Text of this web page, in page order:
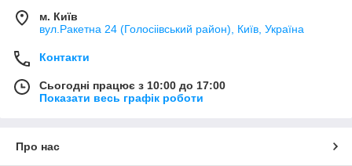
м. Київ
вул.Ракетна 24 (Голосіівський район), Київ, Україна
Контакти
Сьогодні працює з 10:00 до 17:00
Показати весь графік роботи
Про нас